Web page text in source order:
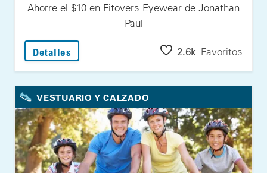
Ahorre el $10 en Fitovers Eyewear de Jonathan
Paul
Detalles : Ahorre el $10 en Fitovers Eyewear de
2.6k Favoritos
VESTUARIO Y CALZADO